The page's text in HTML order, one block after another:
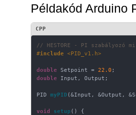
Példakód Arduino
CPP
// HESTORE - PI szabályozó
#include <PID_v1.h>
double Setpoint = 22.0
double Input, Output;
PID myPID (&Input, &Output,
void setup ()
{